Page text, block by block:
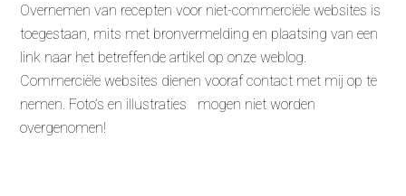
Overnemen van recepten voor niet-commerciële websites is
toegestaan, mits met bronvermelding en plaatsing van een
link naar het betreffende artikel op onze weblog.
Commerciële websites dienen vooraf contact met mij op te
nemen. Foto’s en illustraties mogen niet worden
overgenomen!